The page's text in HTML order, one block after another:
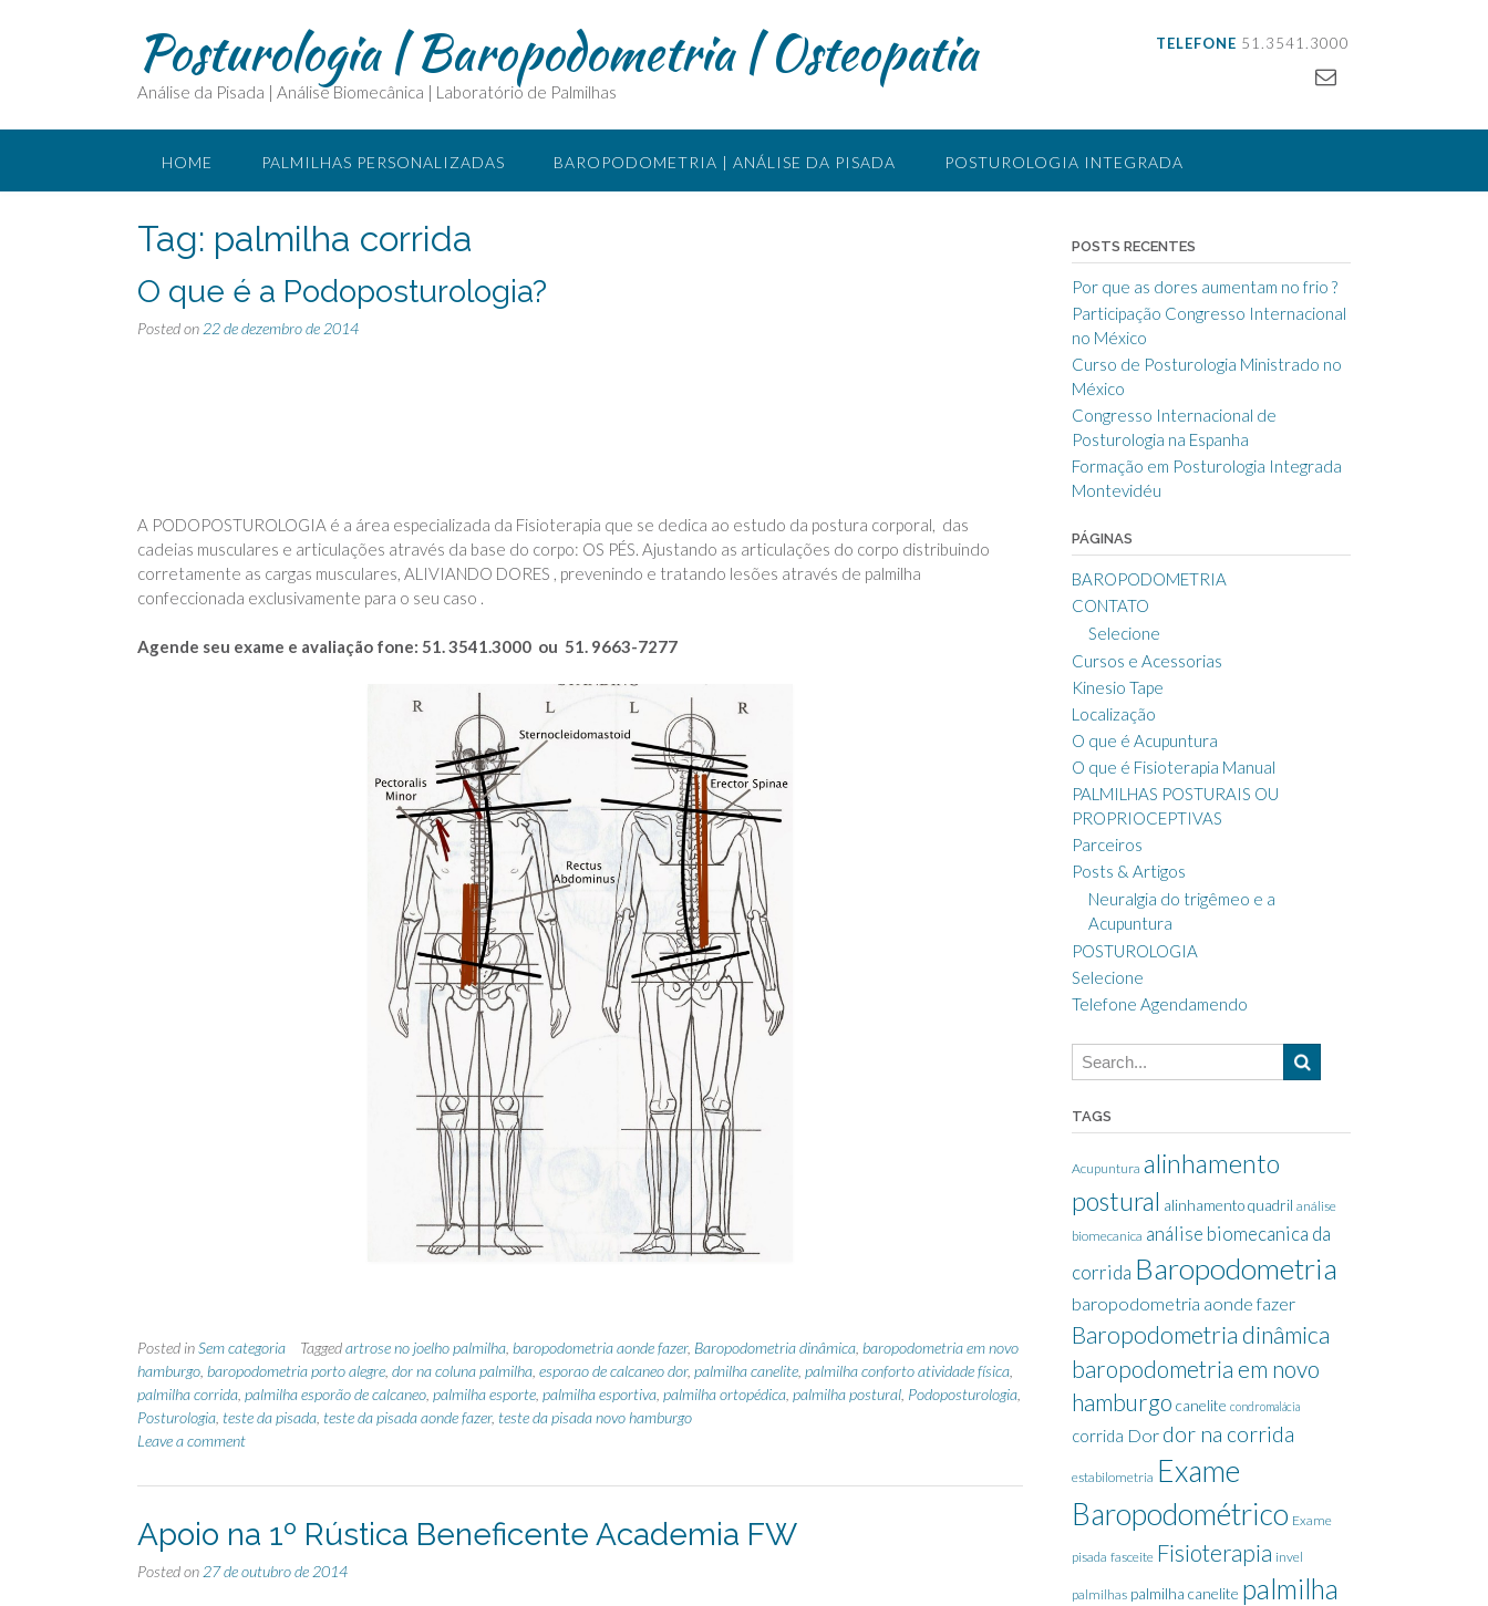
Posturologia | Baropodometria | Osteopatia
Análise da Pisada | Análise Biomecânica | Laboratório de Palmilhas
TELEFONE 51.3541.3000
HOME PALMILHAS PERSONALIZADAS BAROPODOMETRIA | ANÁLISE DA PISADA POSTUROLOGIA INTEGRADA
CURSOS E ASSESSORIA O QUE É FISIOTERAPIA MANUAL
PARCEIROS
Tag: palmilha corrida
O que é a Podoposturologia?
Posted on 22 de dezembro de 2014
A PODOPOSTUROLOGIA é a área especializada da Fisioterapia que se dedica ao estudo da postura corporal, das
cadeias musculares e articulações através da base do corpo: OS PÉS. Ajustando as articulações do corpo distribuindo
corretamente as cargas musculares, ALIVIANDO DORES , prevenindo e tratando lesões através de palmilha
confeccionada exclusivamente para o seu caso .
Agende seu exame e avaliação fone: 51. 3541.3000 ou 51. 9663-7277
Posted inSem categoria Taggedartrose no joelho palmilha, baropodometria aonde fazer, Baropodometria dinâmica, baropodometria em novo
hamburgo, baropodometria porto alegre, dor na coluna palmilha, esporao de calcaneo dor, palmilha canelite, palmilha conforto atividade física,
palmilha corrida, palmilha esporão de calcaneo, palmilha esporte, palmilha esportiva, palmilha ortopédica, palmilha postural, Podoposturologia,
Posturologia, teste da pisada, teste da pisada aonde fazer, teste da pisada novo hamburgo
Leave a comment
Apoio na 1º Rústica Beneficente Academia FW
Posted on27 de outubro de 2014
POSTS RECENTES
Por que as dores aumentam no frio ?
Participação Congresso Internacional
no México
Curso de Posturologia Ministrado no
México
Congresso Internacional de
Posturologia na Espanha
Formação em Posturologia Integrada
Montevidéu
PÁGINAS
BAROPODOMETRIA
CONTATO
Selecione
Cursos e Acessorias
Kinesio Tape
Localização
O que é Acupuntura
O que é Fisioterapia Manual
PALMILHAS POSTURAIS OU
PROPRIOCEPTIVAS
Parceiros
Posts & Artigos
Neuralgia do trigêmeo e a
Acupuntura
POSTUROLOGIA
Selecione
Telefone Agendamendo
TAGS
Acupuntura alinhamento
postural alinhamento quadril análise
biomecanica análise biomecanica da
corrida Baropodometria
baropodometria aonde fazer
Baropodometria dinâmica
baropodometria em novo
hamburgo canelite condromalácia
corrida Dor dor na corrida
estabilometria Exame
Baropodométrico Exame
pisada fasceite Fisioterapia invel
palmilhas palmilha canelite palmilha